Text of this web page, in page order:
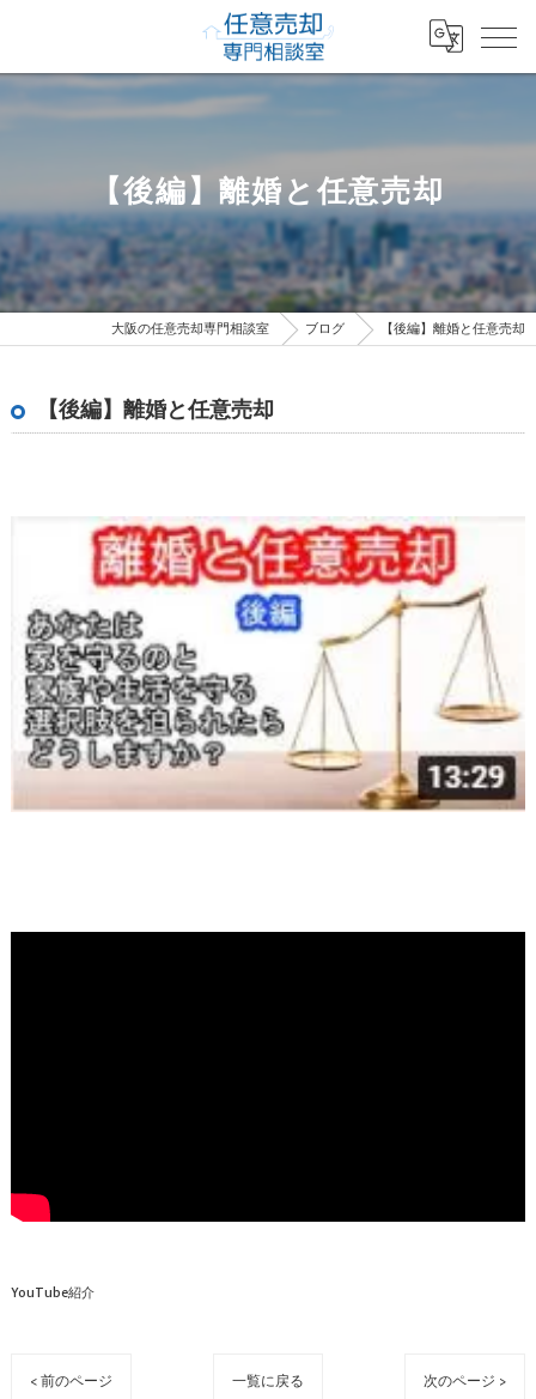
【後編】離婚と任意売却
大阪の任意売却専門相談室 ブログ 【後編】離婚と任意売却
【後編】離婚と任意売却
YouTube紹介
< 前のページ 一覧に戻る 次のページ >